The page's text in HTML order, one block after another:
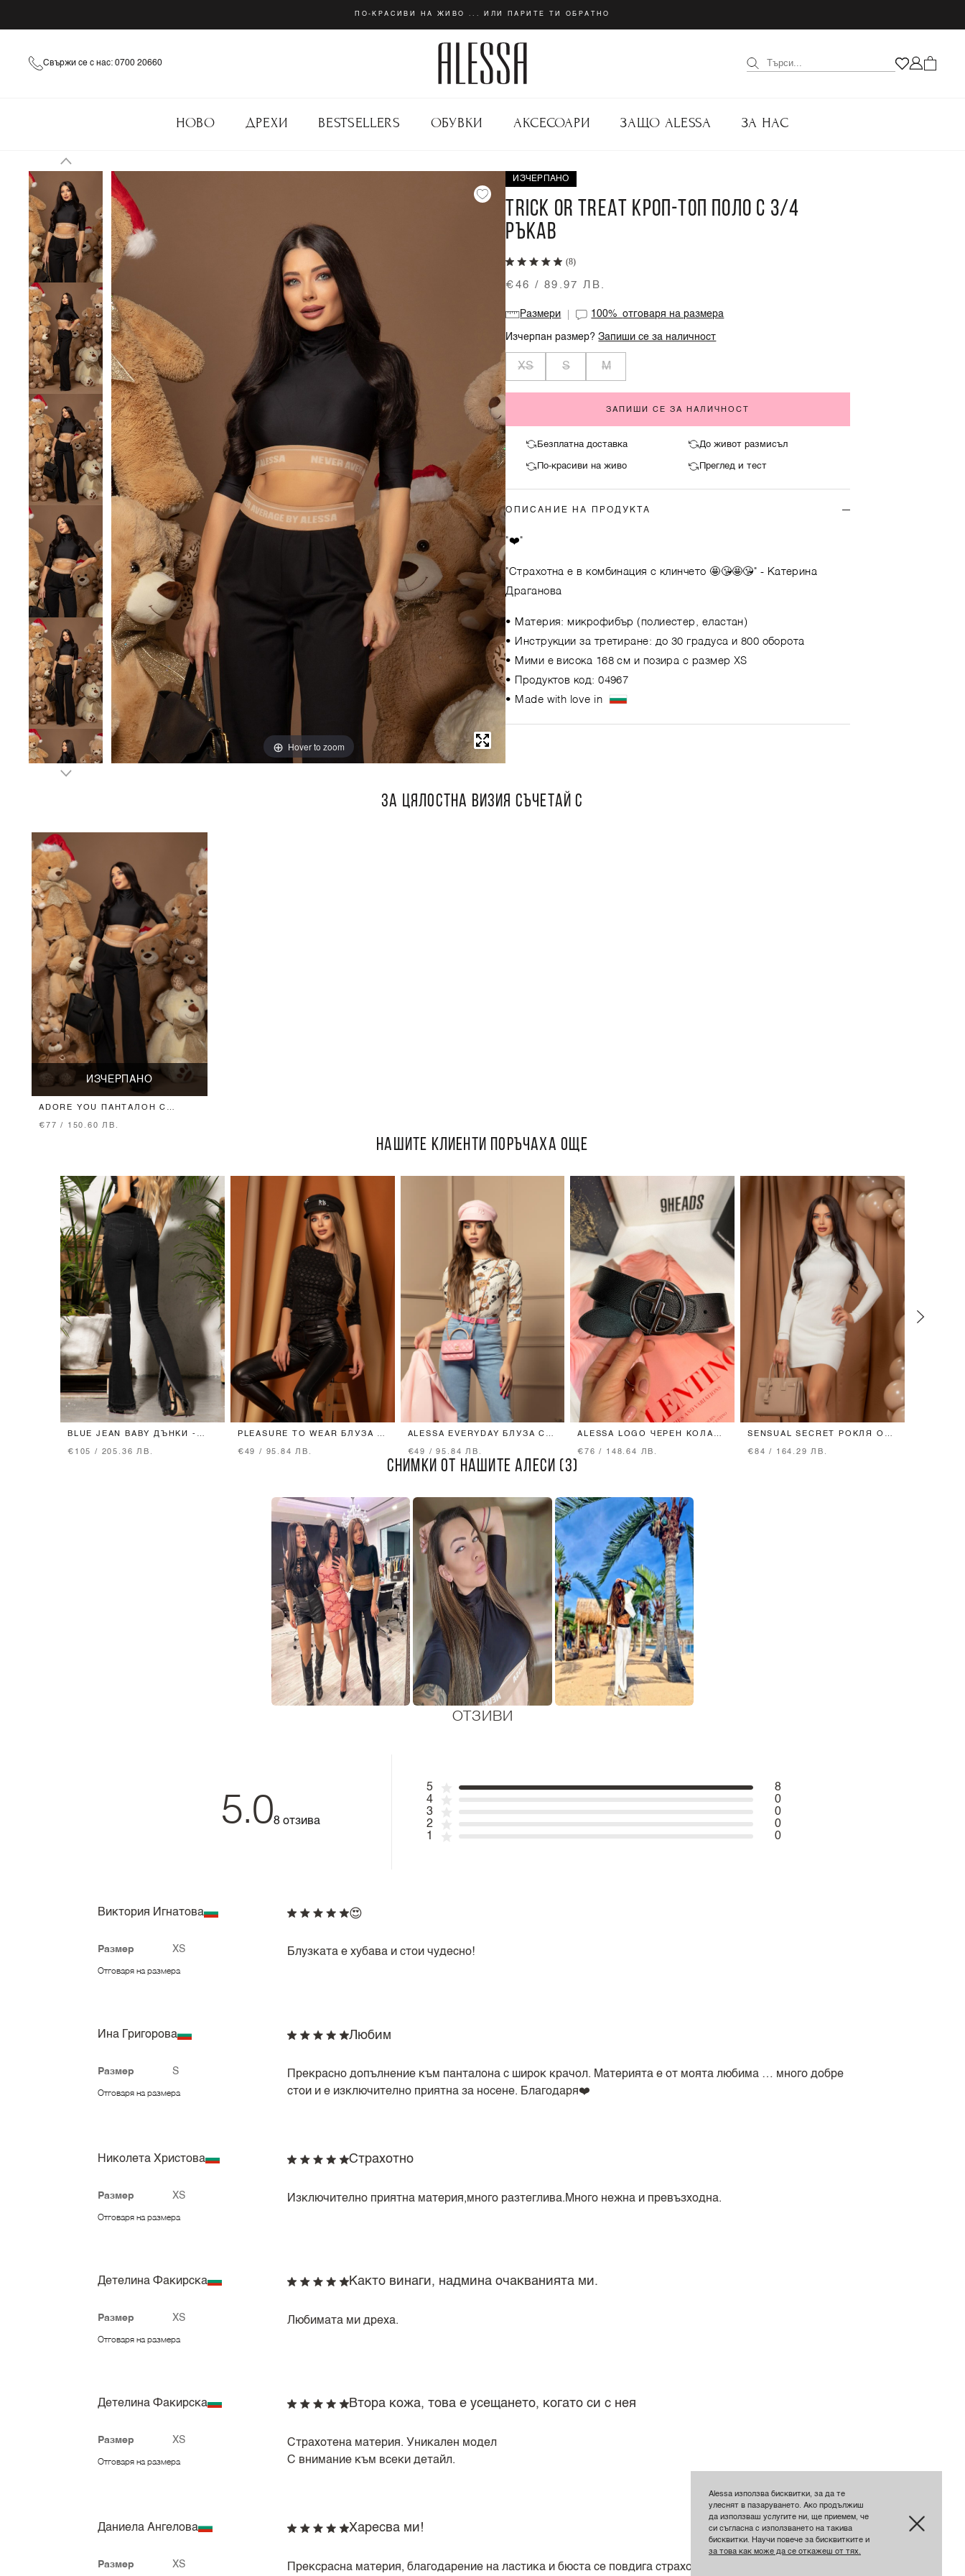
ПО-КРАСИВИ НА ЖИВО ... ИЛИ ПАРИТЕ ТИ ОБРАТНО
Свържи се с нас: 0700 20660
НОВО ДРЕХИ BESTSELLERS ОБУВКИ АКСЕСОАРИ ЗАЩО ALESSA ЗА НАС
Hover to zoom
ИЗЧЕРПАНО
TRICK OR TREAT КРОП-ТОП ПОЛО С 3/4
РЪКАВ
(8)
€46 / 89.97 ЛВ.
Размери 100%отговаря на размера
Изчерпан размер?Запиши се за наличност
XS S M
ЗАПИШИ СЕ ЗА НАЛИЧНОСТ
Безплатна доставка До живот размисъл
По-красиви на живо Преглед и тест
ОПИСАНИЕ НА ПРОДУКТА
"❤️"
"Страхотна е в комбинация с клинчето 🤩😘🤩😘" - Катерина
Драганова
• Материя: микрофибър (полиестер, еластан)
• Инструкции за третиране: до 30 градуса и 800 оборота
• Мими е висока 168 см и позира с размер XS
• Продуктов код: 04967
• Made with love in
ЗА ЦЯЛОСТНА ВИЗИЯ СЪЧЕТАЙ С
ИЗЧЕРПАНО
ADORE YOU ПАНТАЛОН С
€77 / 150.60 ЛВ.
НАШИТЕ КЛИЕНТИ ПОРЪЧАХА ОЩЕ
BLUE JEAN BABY ДЪНКИ -
€105 / 205.36 ЛВ.
PLEASURE TO WEAR БЛУЗА С
€49 / 95.84 ЛВ.
ALESSA EVERYDAY БЛУЗА С
€49 / 95.84 ЛВ.
ALESSA LOGO ЧЕРЕН КОЛАН
€76 / 148.64 ЛВ.
SENSUAL SECRET РОКЛЯ ОТ
КОПЧЕТА - ECRU
€84 / 164.29 ЛВ.
СНИМКИ ОТ НАШИТЕ АЛЕСИ (3)
ОТЗИВИ
5.08 отзива
5
8
4
0
3
0
2
0
1
0
Виктория Игнатова
Размер XS
Отговаря на размера
😍
Блузката е хубава и стои чудесно!
Ина Григорова
Размер S
Отговаря на размера
Любим
Прекрасно допълнение към панталона с широк крачол. Материята е от моята любима … много добре
стои и е изключително приятна за носене. Благодаря❤️
Николета Христова
Размер XS
Отговаря на размера
Страхотно
Изключително приятна материя,много разтеглива.Много нежна и превъзходна.
Детелина Факирска
Размер XS
Отговаря на размера
Както винаги, надмина очакванията ми.
Любимата ми дреха.
Детелина Факирска
Размер XS
Отговаря на размера
Втора кожа, това е усещането, когато си с нея
Страхотена материя. Уникален модел
С внимание към всеки детайл.
Даниела Ангелова
Размер XS
Харесва ми!
Прексрасна материя, благодарение на ластика и бюста се повдига страхотно!
Alessa използва бисквитки, за да те
улеснят в пазаруването. Ако продължиш
да използваш услугите ни, ще приемем, че
си съгласна с използването на такива
бисквитки. Научи повече за бисквитките и
за това как може да се откажеш от тях.